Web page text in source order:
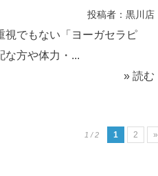
投稿者：黒川店
視でもない「ヨーガセラピ
な方や体力・...
» 読む
1 / 2 1 2 »